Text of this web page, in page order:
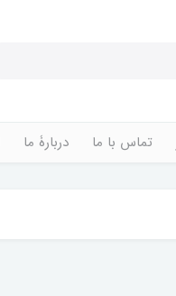
تماس با ما دربارۀ ما